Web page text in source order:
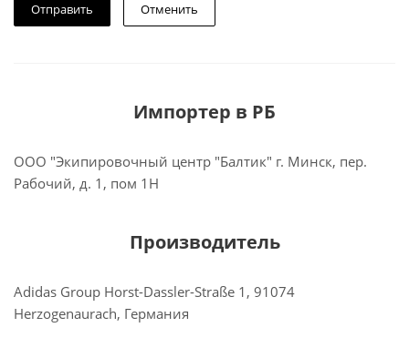
Отменить
Импортер в РБ
ООО "Экипировочный центр "Балтик" г. Минск, пер.
Рабочий, д. 1, пом 1Н
Производитель
Adidas Group Horst-Dassler-Straße 1, 91074
Herzogenaurach, Германия